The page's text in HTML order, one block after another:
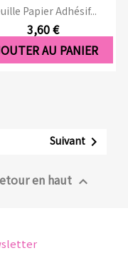
Papier Adhésif...
3,60 €
AU PANIER
Suivant 
en haut 